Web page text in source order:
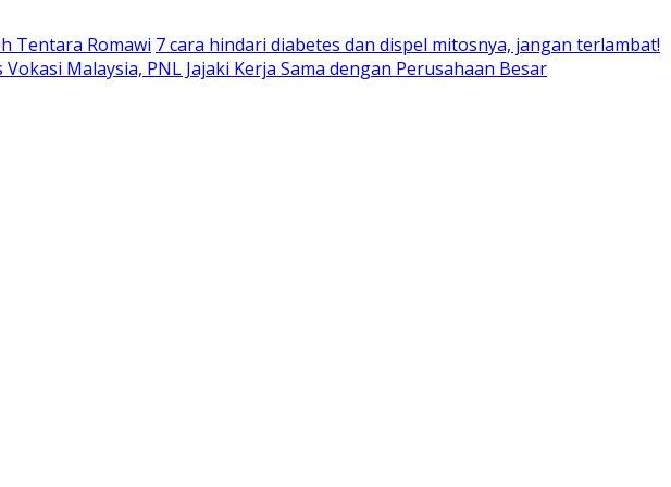
Tentara Romawi 7 cara hindari diabetes dan dispel mitosnya, jangan terlambat!
Malaysia, PNL Jajaki Kerja Sama dengan Perusahaan Besar